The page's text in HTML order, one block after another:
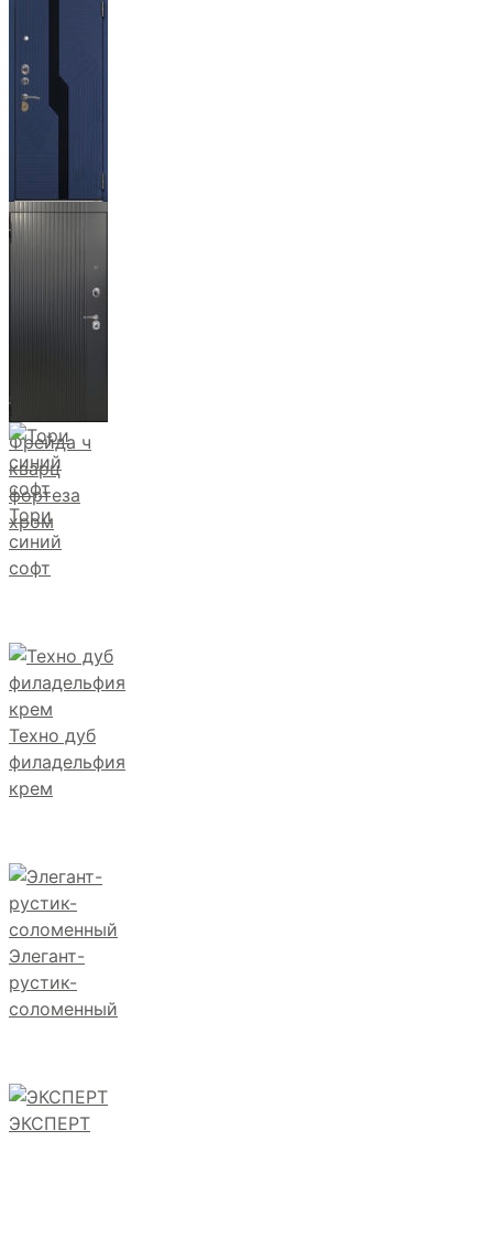
Бистури
Фрейда ч
кварц
фортеза
хром
Тори
синий
софт
Техно дуб
филадельфия
крем
Элегант-
рустик-
соломенный
ЭКСПЕРТ